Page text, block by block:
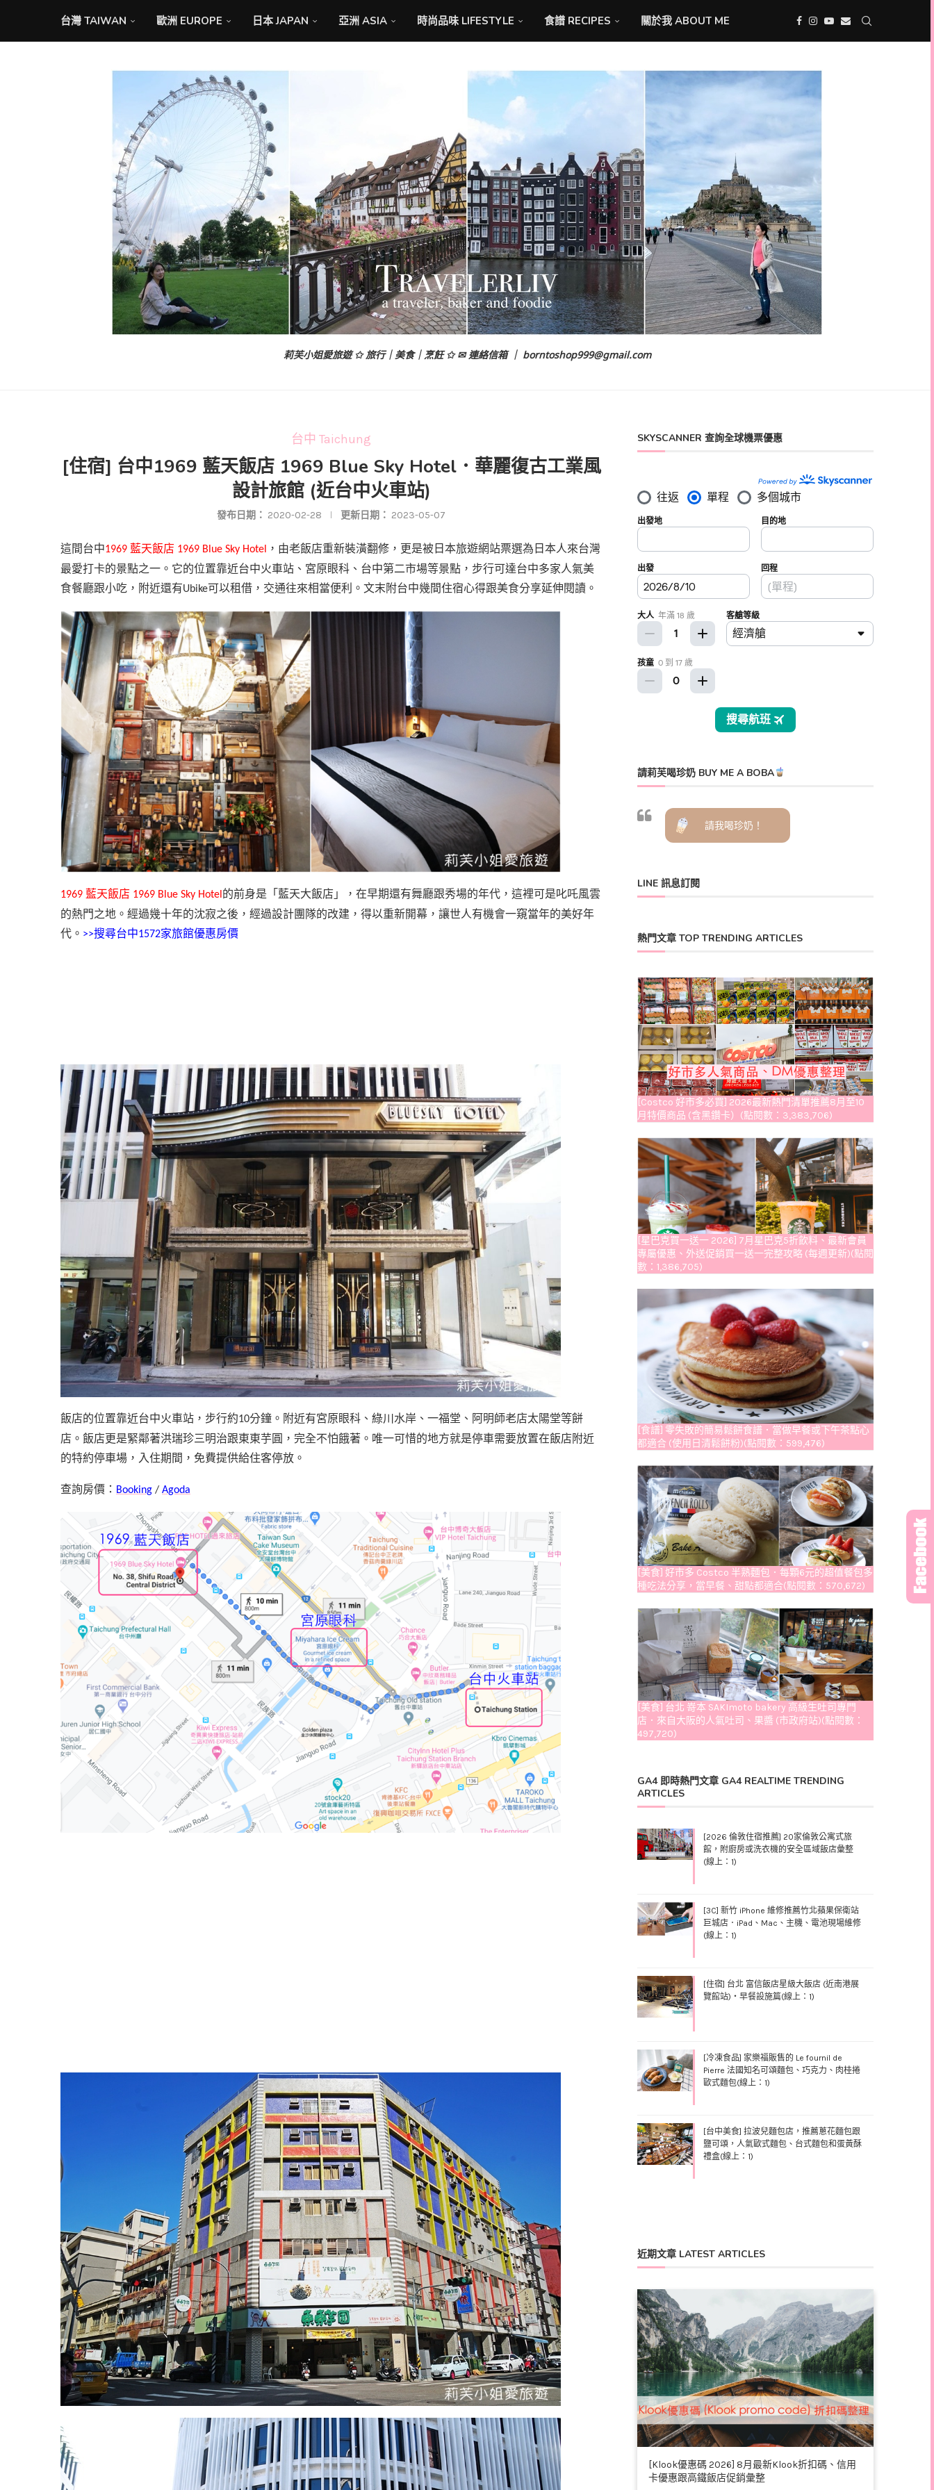
台灣 TAIWAN 歐洲 EUROPE 日本 JAPAN 亞洲 ASIA 時尚品味 LIFESTYLE 食譜 RECIPES 關於我 ABOUT ME
莉芙小姐愛旅遊 ✩ 旅行｜美食｜烹飪 ✩ ✉ 連絡信箱 ｜ borntoshop999@gmail.com
台中 Taichung
[住宿] 台中1969 藍天飯店 1969 Blue Sky Hotel．華麗復古工業風
設計旅館 (近台中火車站)
發布日期： 2020-02-28 更新日期： 2023-05-07
這間台中1969 藍天飯店 1969 Blue Sky Hotel
，由老飯店重新裝潢翻修，更是被日本旅遊網站票選為日本人來台灣
最愛打卡的景點之一。它的位置靠近台中火車站、宮原眼科、台中第二市場等景點，步行可達台中多家人氣美
食餐廳跟小吃，附近還有Ubike可以租借，交通往來相當便利。 文末附台中幾間住宿心得跟美食分享延伸閱讀。
1969 藍天飯店 1969 Blue Sky Hotel 的前身是「藍天大飯店」，在早期還有舞廳跟秀場的年代，這裡可是叱吒風雲
的熱門之地。經過幾十年的沈寂之後，經過設計團隊的改建，得以重新開幕，讓世人有機會一窺當年的美好年
代。 >>搜尋台中1572家旅館優惠房價
飯店的位置靠近台中火車站，步行約10分鐘。附近有宮原眼科、綠川水岸、一福堂、阿明師老店太陽堂等餅
店。飯店更是緊鄰著洪瑞珍三明治跟東東芋圓，完全不怕餓著。唯一可惜的地方就是停車需要放置在飯店附近
的特約停車場，入住期間，免費提供給住客停放。
查詢房價： Booking / Agoda
SKYSCANNER 查詢全球機票優惠
請莉芙喝珍奶 BUY ME A BOBA
請我喝珍奶！
LINE 訊息訂閱
熱門文章 TOP TRENDING ARTICLES
[Costco 好市多必買] 2026最新熱門清單推薦8月至10
月特價商品 (含黑鑽卡）(點閱數：3,383,706)
[星巴克買一送一 2026] 7月星巴克5折飲料、最新會員
專屬優惠、外送促銷買一送一完整攻略 (每週更新)(點閱
數：1,386,705)
[食譜] 零失敗的簡易鬆餅食譜．當做早餐或下午茶點心
都適合 (使用日清鬆餅粉)(點閱數：599,476)
[美食] 好市多 Costco 半熟麵包．每顆6元的超值餐包多
種吃法分享，當早餐、甜點都適合(點閱數：570,672)
[美食] 台北 嵜本 SAKImoto bakery 高級生吐司專門
店．來自大阪的人氣吐司、果醬 (市政府站)(點閱數：
497,720)
GA4 即時熱門文章 GA4 REALTIME TRENDING
ARTICLES
[2026 倫敦住宿推薦] 20家倫敦公寓式旅
館，附廚房或洗衣機的安全區域飯店彙整
(線上：1)
[3C] 新竹 iPhone 維修推薦竹北蘋果保衛站
巨城店．iPad、Mac、主機、電池現場維修
(線上：1)
[住宿] 台北 富信飯店星級大飯店 (近南港展
覽館站)‧早餐設施篇(線上：1)
[冷凍食品] 家樂福販售的 Le fournil de
Pierre 法國知名可頌麵包、巧克力、肉桂捲
歐式麵包(線上：1)
[台中美食] 拉波兒麵包店，推薦蔥花麵包跟
鹽可頌，人氣歐式麵包、台式麵包和蛋黃酥
禮盒(線上：1)
近期文章 LATEST ARTICLES
[Klook優惠碼 2026] 8月最新Klook折扣碼、信用
卡優惠跟高鐵飯店促銷彙整